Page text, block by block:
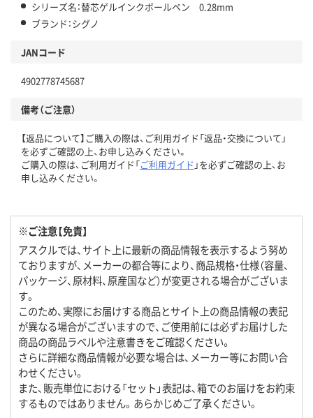
シリーズ名：替芯ゲルインクボールペン 0.28mm
ブランド：シグノ
JANコード
4902778745687
備考（ご注意）
【返品について】ご購入の際は、ご利用ガイド「返品・交換について」
を必ずご確認の上、お申し込みください。
ご購入の際は、ご利用ガイド「ご利用ガイド 」を必ずご確認の上、お
申し込みください。
※ご注意【免責】
アスクルでは、サイト上に最新の商品情報を表示するよう努め
ておりますが、メーカーの都合等により、商品規格・仕様（容量、
パッケージ、原材料、原産国など）が変更される場合がございま
す。
このため、実際にお届けする商品とサイト上の商品情報の表記
が異なる場合がございますので、ご使用前には必ずお届けした
商品の商品ラベルや注意書きをご確認ください。
さらに詳細な商品情報が必要な場合は、メーカー等にお問い合
わせください。
また、販売単位における「セット」表記は、箱でのお届けをお約束
するものではありません。あらかじめご了承ください。